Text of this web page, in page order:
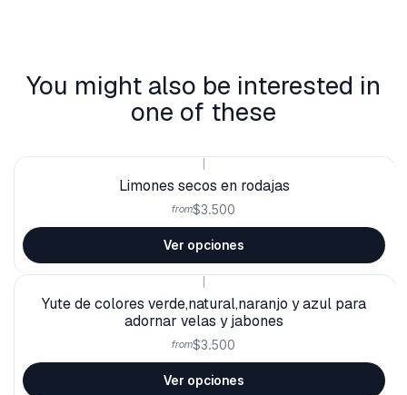
You might also be interested in
one of these
Limones secos en rodajas
from$3.500
Ver opciones
Yute de colores verde,natural,naranjo y azul para
adornar velas y jabones
from$3.500
Ver opciones